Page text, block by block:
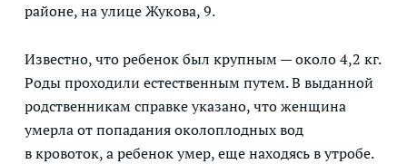
районе, на улице Жукова, 9.
Известно, что ребенок был крупным — около 4,2 кг.
Роды проходили естественным путем. В выданной
родственникам справке указано, что женщина
умерла от попадания околоплодных вод
в кровоток, а ребенок умер, еще находясь в утробе.